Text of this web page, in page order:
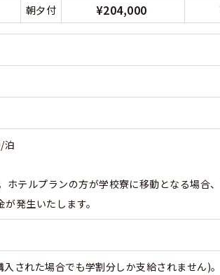
朝夕付 ¥204,000
泊
テルプランの方が学校寮に移動となる場合
発生いたします。
れた場合でも学割分しか支給されません)。